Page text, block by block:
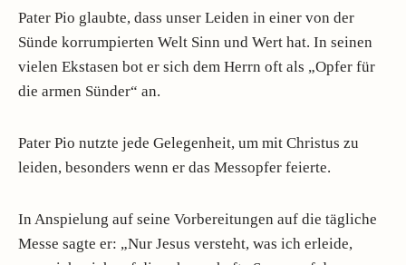
Pater Pio glaubte, dass unser Leiden in einer von der
Sünde korrumpierten Welt Sinn und Wert hat. In seinen
vielen Ekstasen bot er sich dem Herrn oft als „Opfer für
die armen Sünder“ an.
Pater Pio nutzte jede Gelegenheit, um mit Christus zu
leiden, besonders wenn er das Messopfer feierte.
In Anspielung auf seine Vorbereitungen auf die tägliche
Messe sagte er: „Nur Jesus versteht, was ich erleide,